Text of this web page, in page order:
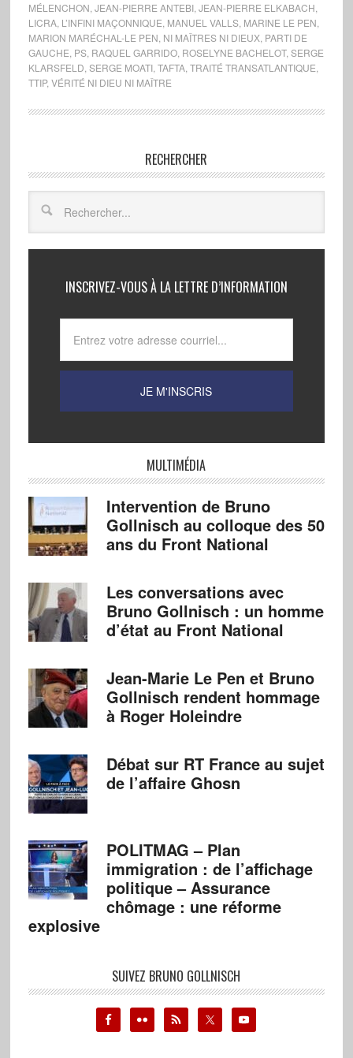
MÉLENCHON JEAN-PIERRE ANTEBI, JEAN-PIERRE ELKABACH
LICRA, L’INFINI MAÇONNIQUE MANUEL VALLS, MARINE LE PEN
MARION MARÉCHAL-LE PEN NI MAÎTRES NI DIEUX, PARTI DE
GAUCHE PS, RAQUEL GARRIDO, ROSELYNE BACHELOT, SERGE
KLARSFELD SERGE MOATI, TAFTA, TRAITÉ TRANSATLANTIQUE
TTIP, VÉRITÉ NI DIEU NI MAÎTRE
RECHERCHER
INSCRIVEZ-VOUS À LA LETTRE D’INFORMATION
MULTIMÉDIA
Intervention de Bruno
Gollnisch au colloque des 50
ans du Front National
Les conversations avec
Bruno Gollnisch : un homme
d’état au Front National
Jean-Marie Le Pen et Bruno
Gollnisch rendent hommage
à Roger Holeindre
Débat sur RT France au sujet
de l’affaire Ghosn
POLITMAG – Plan
immigration : de l’affichage
politique – Assurance
chômage : une réforme
explosive
SUIVEZ BRUNO GOLLNISCH